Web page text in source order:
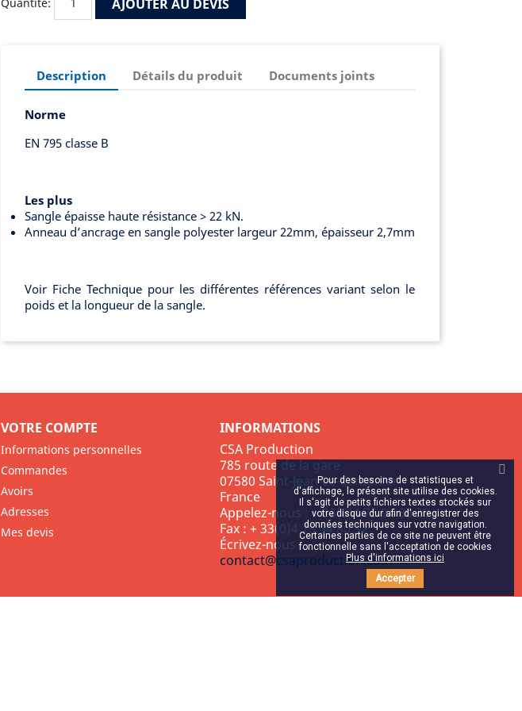
AJOUTER AU DEVIS
Description Détails du produit Documents joints
Norme
EN 795 classe B
Les plus
Sangle épaisse haute résistance > 22 kN.
Anneau d’ancrage en sangle polyester largeur 22mm, épaisseur 2,7mm
Voir Fiche Technique pour les différentes références variant selon le
poids et la longueur de la sangle.
VOTRE COMPTE
Informations personnelles
Commandes
Avoirs
Adresses
Mes devis
INFORMATIONS
CSA Production
785 route de la gare
07580 Saint-Jean-Le-Centenier
France
Appelez-nous :+ 33(0)4 75 94 80 30
Fax :+ 33(0)4 75 94 80 32
Écrivez-nous :
contact@csaproduction.com
Pour des besoins de statistiques et
d'affichage, le présent site utilise des cookies.
Il s'agit de petits fichiers textes stockés sur
votre disque dur afin d'enregistrer des
données techniques sur votre navigation.
Certaines parties de ce site ne peuvent être
fonctionnelle sans l'acceptation de cookies
Plus d'informations ici
Accepter